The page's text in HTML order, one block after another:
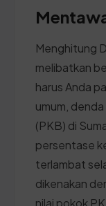
Menghitung
melibatkan
harus Anda
umum,
(PKB) di
persentase
terlambat
dikenakan
nilai pokok